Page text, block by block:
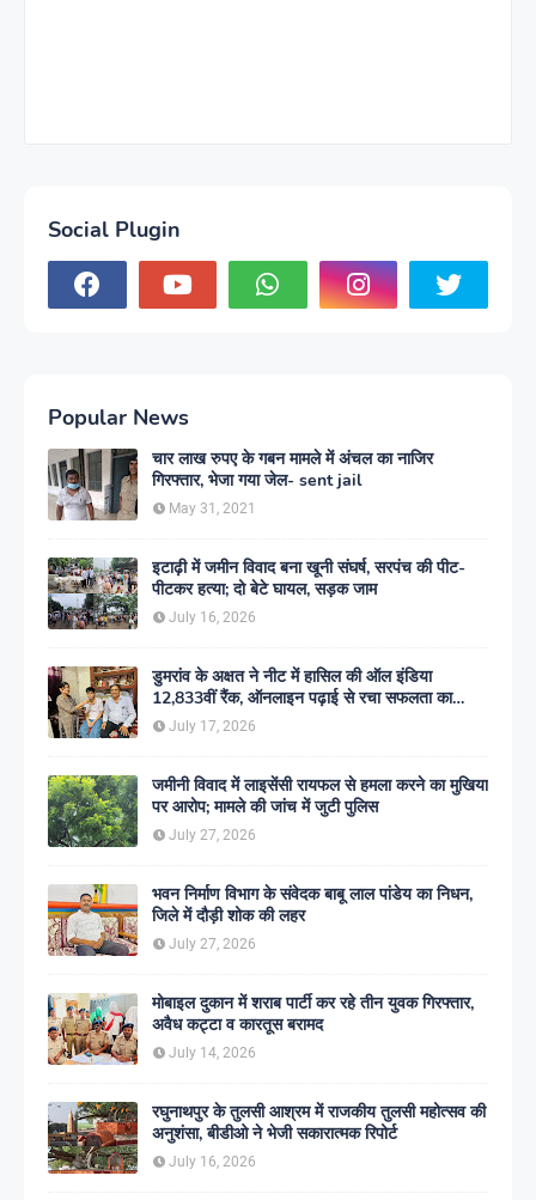
Social Plugin
Popular News
चार लाख रुपए के गबन मामले में अंचल का नाजिर
गिरफ्तार, भेजा गया जेल- sent jail
May 31, 2021
इटाढ़ी में जमीन विवाद बना खूनी संघर्ष, सरपंच की पीट-
पीटकर हत्या; दो बेटे घायल, सड़क जाम
July 16, 2026
डुमरांव के अक्षत ने नीट में हासिल की ऑल इंडिया
12,833वीं रैंक, ऑनलाइन पढ़ाई से रचा सफलता का
इतिहास
July 17, 2026
जमीनी विवाद में लाइसेंसी रायफल से हमला करने का मुखिया
पर आरोप; मामले की जांच में जुटी पुलिस
July 27, 2026
भवन निर्माण विभाग के संवेदक बाबू लाल पांडेय का निधन,
जिले में दौड़ी शोक की लहर
July 27, 2026
मोबाइल दुकान में शराब पार्टी कर रहे तीन युवक गिरफ्तार,
अवैध कट्टा व कारतूस बरामद
July 14, 2026
रघुनाथपुर के तुलसी आश्रम में राजकीय तुलसी महोत्सव की
अनुशंसा, बीडीओ ने भेजी सकारात्मक रिपोर्ट
July 16, 2026